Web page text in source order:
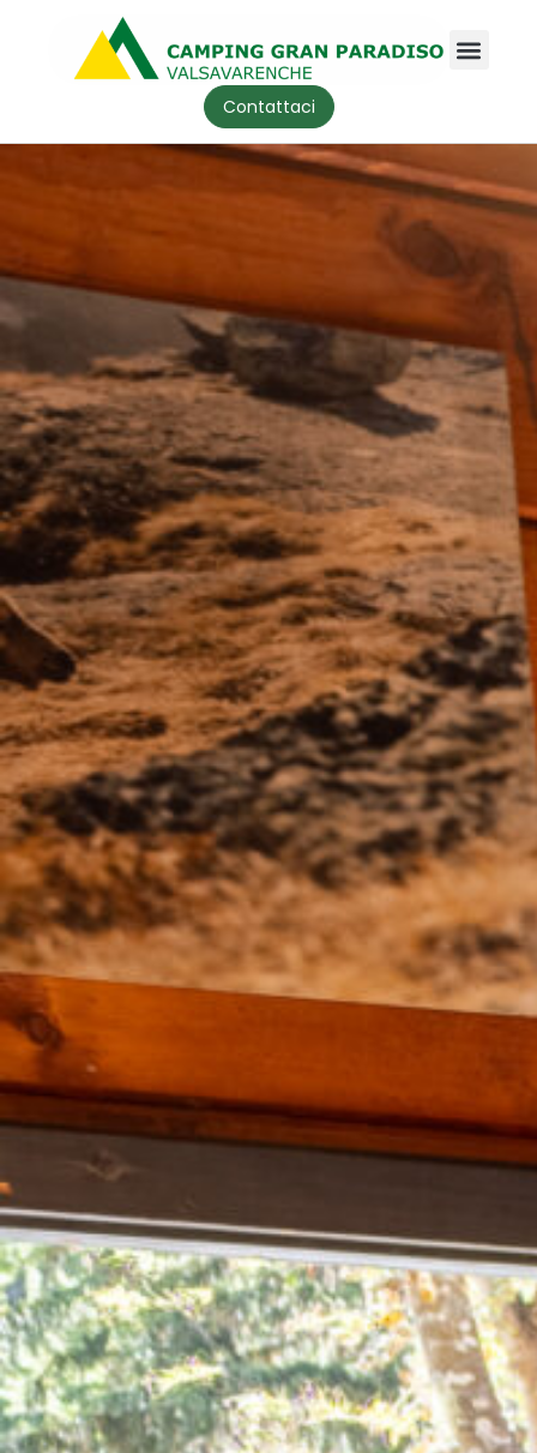
Contattaci